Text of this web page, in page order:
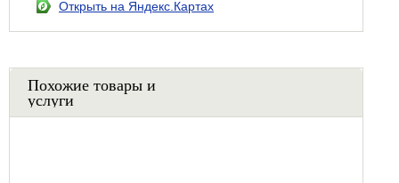
Открыть на Яндекс.Картах
Похожие товары и
услуги